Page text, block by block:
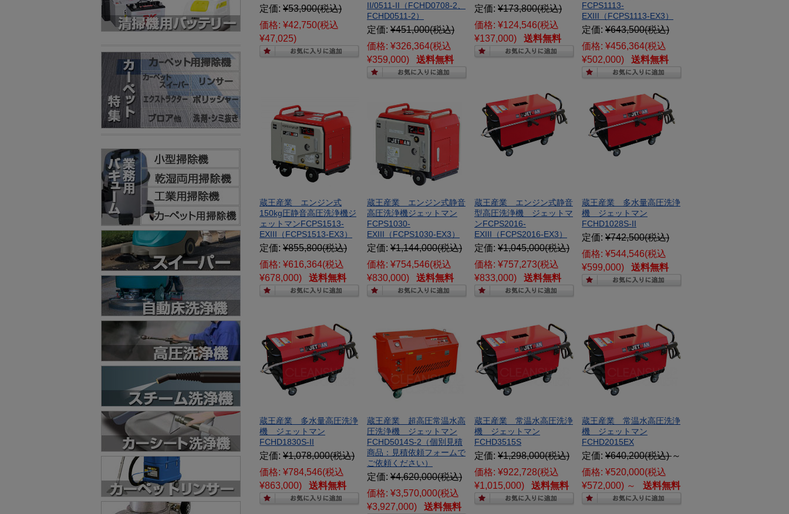
定価: ¥53,900(税込)
価格: ¥42,750(税込
¥47,025)
II/0511-II（FCHD0708-2、
FCHD0511-2）
定価: ¥451,000(税込)
価格: ¥326,364(税込
¥359,000)
送料無料
定価: ¥173,800(税込)
価格: ¥124,546(税込
¥137,000)
送料無料
FCPS1113-
EXIII（FCPS1113-EX3）
定価: ¥643,500(税込)
価格: ¥456,364(税込
¥502,000)
送料無料
蔵王産業 エンジン式
150kg圧静音高圧洗浄機ジ
ェットマンFCPS1513-
EXIII（FCPS1513-EX3）
定価: ¥855,800(税込)
価格: ¥616,364(税込
¥678,000)
送料無料
蔵王産業 エンジン式静音
高圧洗浄機ジェットマン
FCPS1030-
EXIII（FCPS1030-EX3）
定価: ¥1,144,000(税込)
価格: ¥754,546(税込
¥830,000)
送料無料
蔵王産業 エンジン式静音
型高圧洗浄機 ジェットマ
ンFCPS2016-
EXIII（FCPS2016-EX3）
定価: ¥1,045,000(税込)
価格: ¥757,273(税込
¥833,000)
送料無料
蔵王産業 多水量高圧洗浄
機 ジェットマン
FCHD1028S-II
定価: ¥742,500(税込)
価格: ¥544,546(税込
¥599,000)
送料無料
蔵王産業 多水量高圧洗浄
機 ジェットマン
FCHD1830S-II
定価: ¥1,078,000(税込)
価格: ¥784,546(税込
¥863,000)
送料無料
蔵王産業 超高圧常温水高
圧洗浄機 ジェットマン
FCHD5014S-2（個別見積
商品：見積依頼フォームで
ご依頼ください）
定価: ¥4,620,000(税込)
価格: ¥3,570,000(税込
¥3,927,000)
送料無料
蔵王産業 常温水高圧洗浄
機 ジェットマン
FCHD3515S
定価: ¥1,298,000(税込)
価格: ¥922,728(税込
¥1,015,000)
送料無料
蔵王産業 常温水高圧洗浄
機 ジェットマン
FCHD2015EX
定価: ¥640,200(税込) ～
価格: ¥520,000(税込
¥572,000) ～ 送料無料